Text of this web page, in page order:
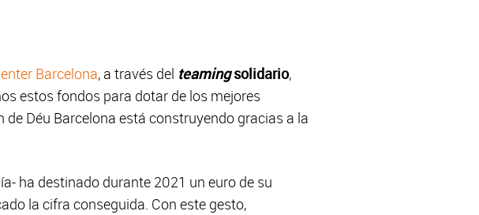
Barcelona, a través del teamingsolidario,
estos fondos para dotar de los mejores
Déu Barcelona está construyendo gracias a la
ha destinado durante 2021 un euro de su
la cifra conseguida. Con este gesto,